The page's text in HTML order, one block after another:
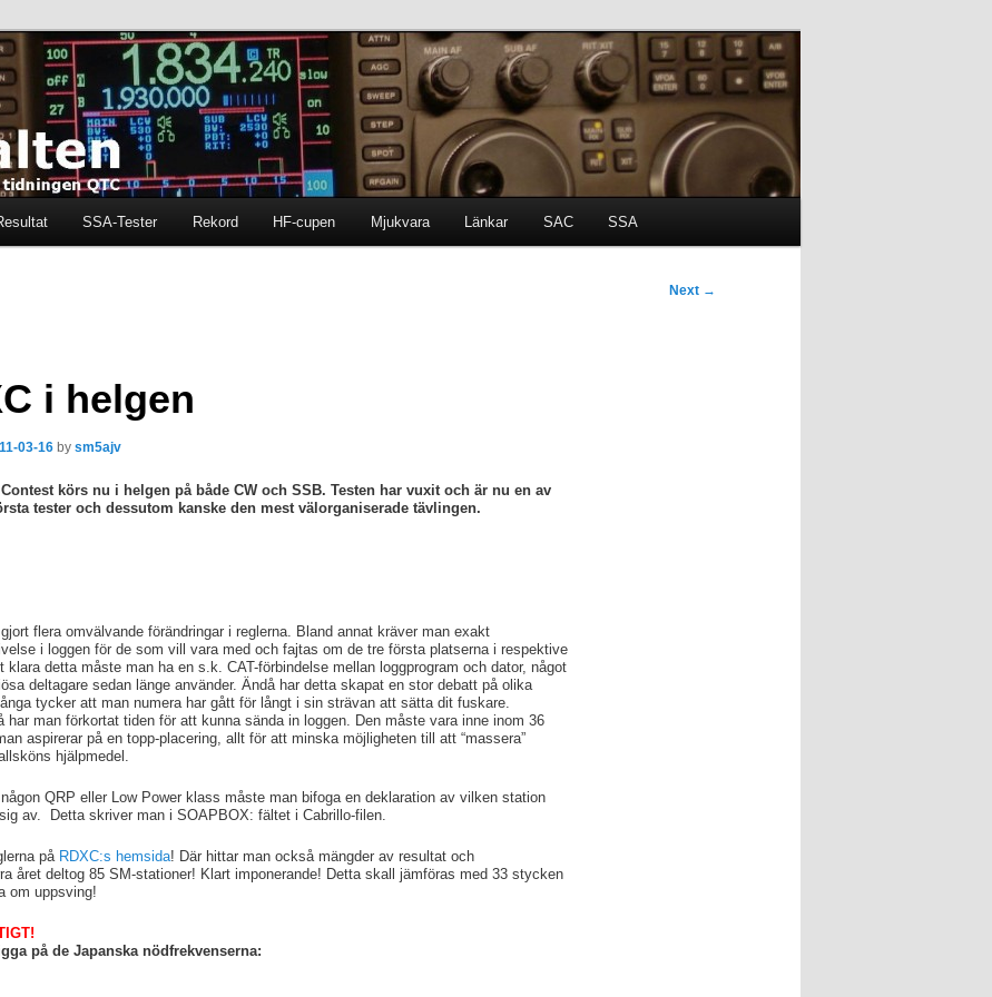
i tidningen QTC
SSA-Tester Rekord HF-cupen Mjukvara Länkar SAC SSA
Next →
i helgen
03-16 by sm5ajv
körs nu i helgen på både CW och SSB. Testen har vuxit och är nu en av
tester och dessutom kanske den mest välorganiserade tävlingen.
gjort flera omvälvande förändringar i reglerna. Bland annat kräver man exakt
i loggen för de som vill vara med och fajtas om de tre första platserna i respektive
klara detta måste man ha en s.k. CAT-förbindelse mellan loggprogram och dator, något
deltagare sedan länge använder. Ändå har detta skapat en stor debatt på olika
tycker att man numera har gått för långt i sin strävan att sätta dit fuskare.
har man förkortat tiden för att kunna sända in loggen. Den måste vara inne inom 36
aspirerar på en topp-placering, allt för att minska möjligheten till att “massera”
hjälpmedel.
QRP eller Low Power klass måste man bifoga en deklaration av vilken station
av. Detta skriver man i SOAPBOX: fältet i Cabrillo-filen.
på RDXC:s hemsida! Där hittar man också mängder av resultat och
året deltog 85 SM-stationer! Klart imponerande! Detta skall jämföras med 33 stycken
om uppsving!
på de Japanska nödfrekvenserna: